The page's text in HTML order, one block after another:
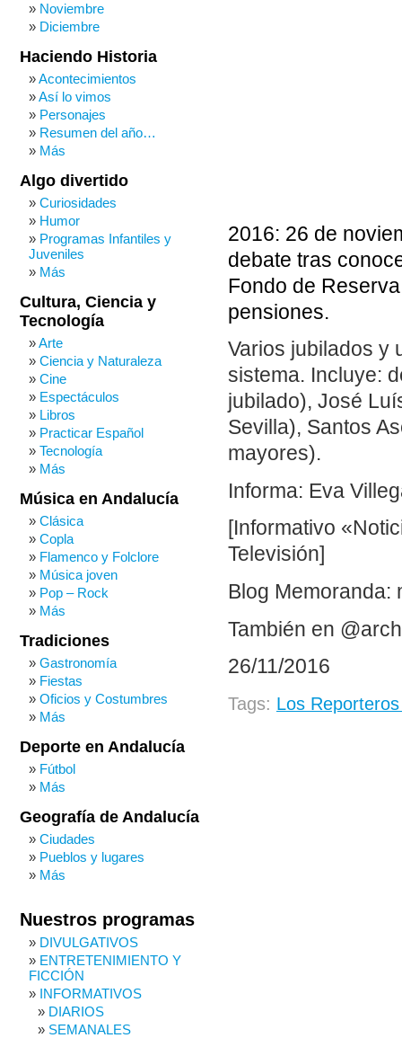
2016: 26 de
debate tras
Fondo de
pensiones.
Varios jubilados y
sistema. Incluye:
jubilado), José
Sevilla), Santos
mayores).
Informa: Eva
[Informativo
Televisión]
Blog Memoranda:
También en
26/11/2016
Tags: Los
Noviembre
Diciembre
Haciendo Historia
Acontecimientos
Así lo vimos
Personajes
Resumen del año…
Más
Algo divertido
Curiosidades
Humor
Programas Infantiles y
Juveniles
Más
Cultura, Ciencia y
Tecnología
Arte
Ciencia y Naturaleza
Cine
Espectáculos
Libros
Practicar Español
Tecnología
Más
Música en Andalucía
Clásica
Copla
Flamenco y Folclore
Música joven
Pop – Rock
Más
Tradiciones
Gastronomía
Fiestas
Oficios y Costumbres
Más
Deporte en Andalucía
Fútbol
Más
Geografía de Andalucía
Ciudades
Pueblos y lugares
Más
Nuestros programas
DIVULGATIVOS
ENTRETENIMIENTO Y
FICCIÓN
INFORMATIVOS
DIARIOS
SEMANALES